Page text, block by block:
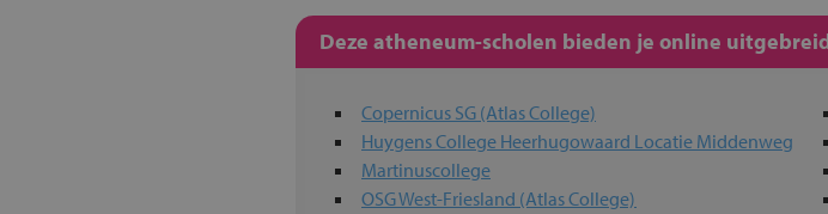
Deze atheneum-scholen bieden je online
Copernicus SG (Atlas College)
Huygens College Heerhugowaard Locatie Middenweg
Martinuscollege
OSG West-Friesland (Atlas College)